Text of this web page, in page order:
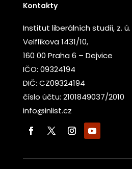
Kontakty
Institut liberálních studií, z. ú.
Velflíkova 1431/10,
160 00 Praha 6 – Dejvice
IČO: 09324194
DIČ: CZ09324194
číslo účtu: 2101849037/2010
info@inlist.cz